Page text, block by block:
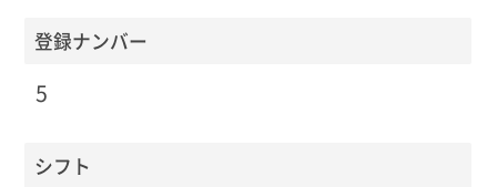
登録ナンバー
5
シフト